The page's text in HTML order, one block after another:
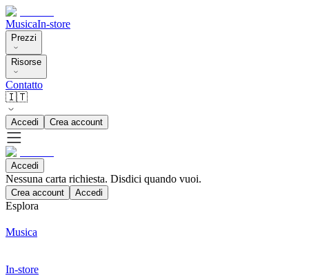
MusicaIn-store
Prezzi
Risorse
Contatto
🇮🇹
Accedi Crea account
Accedi
Nessuna carta richiesta. Disdici quando vuoi.
Crea account Accedi
Esplora
Musica
In-store